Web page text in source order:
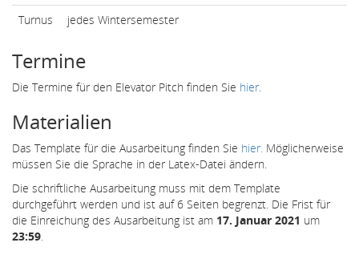
Turnus
jedes Wintersemester
Termine
Die Termine für den Elevator Pitch finden Sie hier.
Materialien
Das Template für die Ausarbeitung finden Sie hier. Möglicherweise
müssen Sie die Sprache in der Latex-Datei ändern.
Die schriftliche Ausarbeitung muss mit dem Template
durchgeführt werden und ist auf 6 Seiten begrenzt. Die Frist für
die Einreichung des Ausarbeitung ist am 17. Januar 2021 um
23:59.